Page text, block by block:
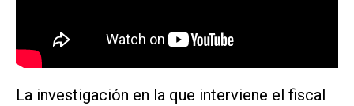
La investigación en la que interviene el fiscal